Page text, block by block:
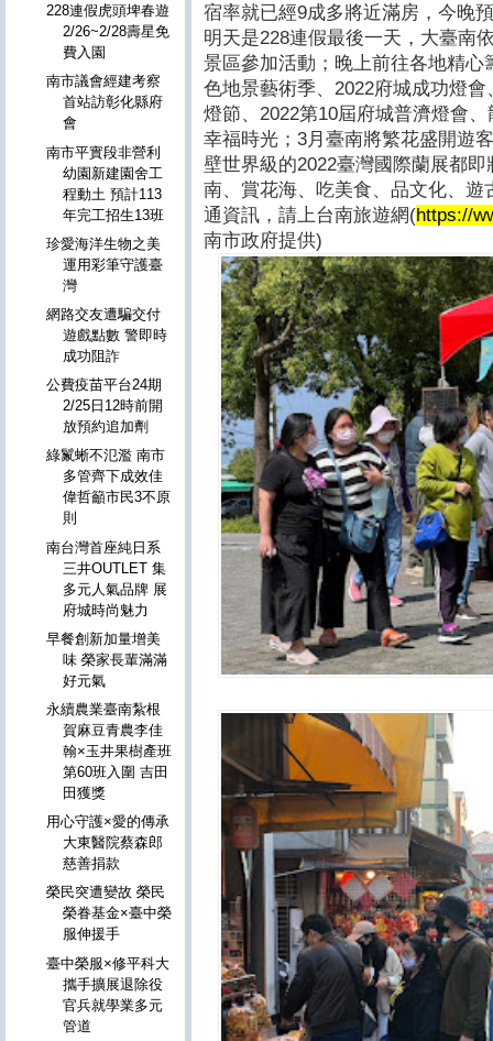
宿率就已經9成多將近滿房，今晚
明天是228連假最後一天，大臺南
景區參加活動；晚上前往各地精
色地景藝術季、2022府城成功燈
燈節、2022第10屆府城普濟燈會
幸福時光；3月臺南將繁花盛開遊
壁世界級的2022臺灣國際蘭展都
南、賞花海、吃美食、品文化、
通資訊，請上台南旅遊網(https://
南市政府提供)
228連假虎頭埤春遊
2/26~2/28壽星免
費入園
南市議會經建考察
首站訪彰化縣府
會
南市平實段非營利
幼園新建園舍工
程動土 預計113
年完工招生13班
珍愛海洋生物之美
運用彩筆守護臺
灣
網路交友遭騙交付
遊戲點數 警即時
成功阻詐
公費疫苗平台24期
2/25日12時前開
放預約追加劑
綠鬣蜥不氾濫 南市
多管齊下成效佳
偉哲籲市民3不原
則
南台灣首座純日系
三井OUTLET 集
多元人氣品牌 展
府城時尚魅力
早餐創新加量增美
味 榮家長輩滿滿
好元氣
永續農業臺南紮根
賀麻豆青農李佳
翰×玉井果樹產班
第60班入圍 吉田
田獲獎
用心守護×愛的傳承
大東醫院蔡森郎
慈善捐款
榮民突遭變故 榮民
榮眷基金×臺中榮
服伸援手
臺中榮服×修平科大
攜手擴展退除役
官兵就學業多元
管道